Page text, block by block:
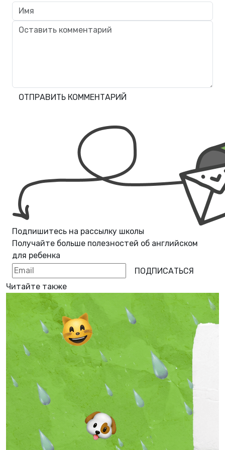
ОТПРАВИТЬ КОММЕНТАРИЙ
Подпишитесь на рассылку школы
Получайте больше полезностей об английском
для ребенка
ПОДПИСАТЬСЯ
Читайте также